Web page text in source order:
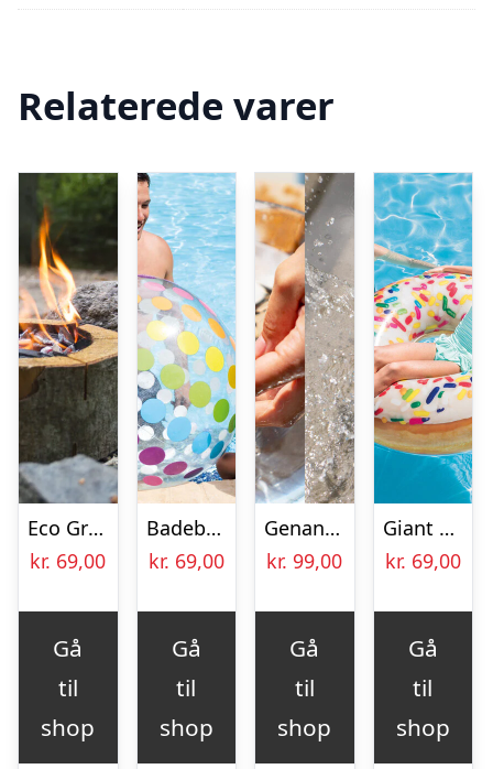
Relaterede varer
Eco Grill Engangsgrill
kr. 69,00
Gå
til
shop
Badebold Jumbo – Intex
kr. 69,00
Gå
til
shop
Genanvendelige Vandballoner
kr. 99,00
Gå
til
shop
Giant Donut Badering – Intex
kr. 69,00
Gå
til
shop